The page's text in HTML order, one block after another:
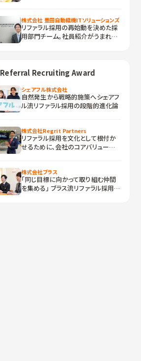
株式会社 豊田自動織機ITソリューションズ
リファラル採用の再始動を決めた採
用部門チーム。社員紹介がうまれな
Referral Recruiting Award
シェアフル株式会社
自然発生から戦略的施策へ――シェアフ
ル流リファラル採用の段階的進化論
株式会社Regrit Partners
リファラル採用を文化として根付か
せるために、会社のコアバリューに
株式会社ブラス
「同じ目標に向かって取り組む仲間
を集める」 ブラス流リファラル採用の